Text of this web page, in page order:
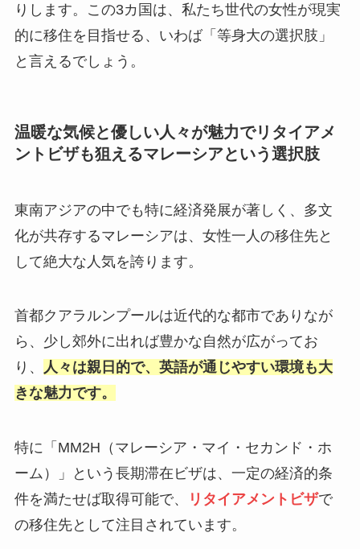
りします。この3カ国は、私たち世代の女性が現実
的に移住を目指せる、いわば「等身大の選択肢」
と言えるでしょう。
温暖な気候と優しい人々が魅力でリタイアメ
ントビザも狙えるマレーシアという選択肢
東南アジアの中でも特に経済発展が著しく、多文
化が共存するマレーシアは、女性一人の移住先と
して絶大な人気を誇ります。
首都クアラルンプールは近代的な都市でありなが
ら、少し郊外に出れば豊かな自然が広がってお
り、
人々は親日的で、英語が通じやすい環境も大
きな魅力です。
特に「MM2H（マレーシア・マイ・セカンド・ホ
ーム）」という長期滞在ビザは、一定の経済的条
件を満たせば取得可能で、
リタイアメントビザで
の移住先として注目されています。